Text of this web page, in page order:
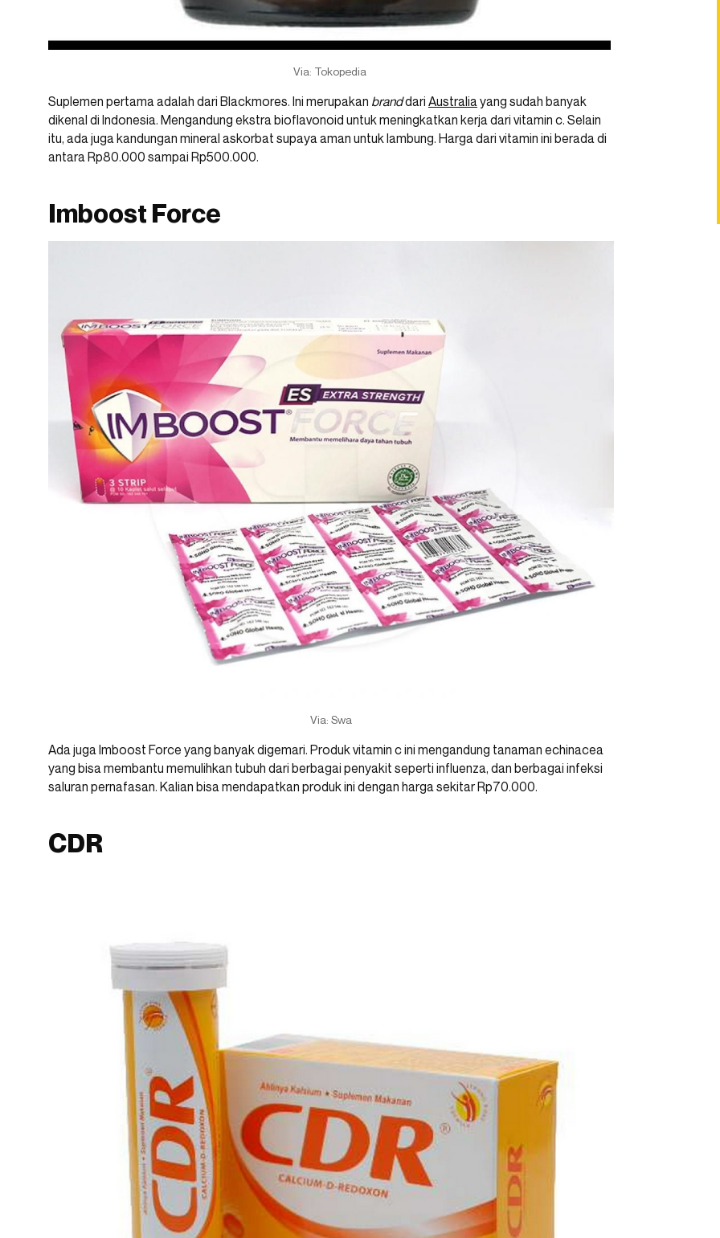
Via: Tokopedia
Suplemen pertama adalah dari Blackmores. Ini merupakan branddari Australiayang sudah banyak
dikenal di Indonesia. Mengandung ekstra bioflavonoid untuk meningkatkan kerja dari vitamin c. Selain
itu, ada juga kandungan mineral askorbat supaya aman untuk lambung. Harga dari vitamin ini berada di
antara Rp80.000 sampai Rp500.000.
Imboost Force
Via: Swa
Ada juga Imboost Force yang banyak digemari. Produk vitamin c ini mengandung tanaman echinacea
yang bisa membantu memulihkan tubuh dari berbagai penyakit seperti influenza, dan berbagai infeksi
saluran pernafasan. Kalian bisa mendapatkan produk ini dengan harga sekitar Rp70.000.
CDR